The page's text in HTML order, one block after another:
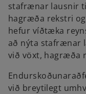
stafrænar lausnir
hagræða rekstri
hefur víðtæka
að nýta stafrænar
við vöxt, hagræða
við breytilegt